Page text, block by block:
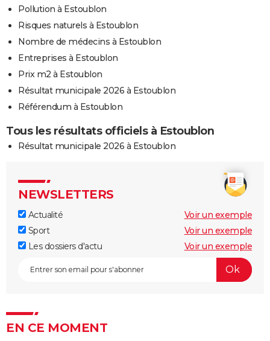
Pollution à Estoublon
Risques naturels à Estoublon
Nombre de médecins à Estoublon
Entreprises à Estoublon
Prix m2 à Estoublon
Résultat municipale 2026 à Estoublon
Référendum à Estoublon
Tous les résultats officiels à Estoublon
Résultat municipale 2026 à Estoublon
NEWSLETTERS
Actualité
Voir un exemple
Sport
Voir un exemple
Les dossiers d'actu
Voir un exemple
EN CE MOMENT